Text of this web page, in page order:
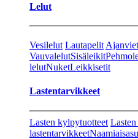
Lelut
Vesilelut Lautapelit
VauvalelutSisäleikit
lelutNuketLeikkisetit
Lastentarvikkeet
Lasten kylpytuotteet
lastentarvikkeet